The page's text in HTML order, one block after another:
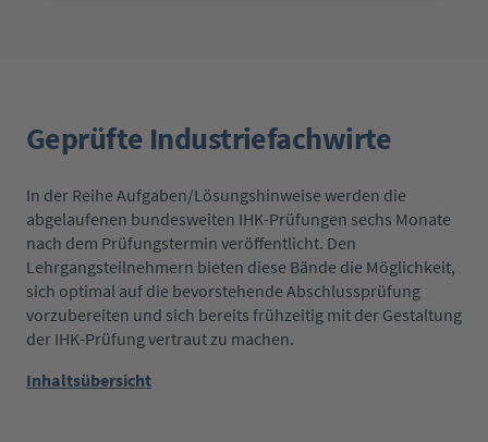
Geprüfte Industriefachwirte
In der Reihe Aufgaben/Lösungshinweise werden die
abgelaufenen bundesweiten IHK-Prüfungen sechs Monate
nach dem Prüfungstermin veröffentlicht. Den
Lehrgangsteilnehmern bieten diese Bände die Möglichkeit,
sich optimal auf die bevorstehende Abschlussprüfung
vorzubereiten und sich bereits frühzeitig mit der Gestaltung
der IHK-Prüfung vertraut zu machen.
Inhaltsübersicht